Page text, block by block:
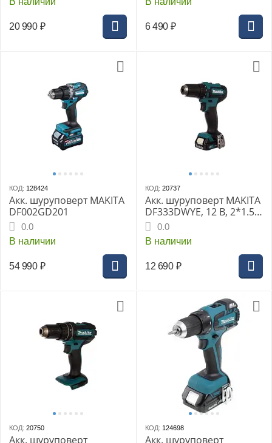
20 990 ₽ 6 490 ₽
КОД: 128424
Акк. шуруповерт MAKITA
DF002GD201
0.0
В наличии
54 990 ₽
КОД: 20737
Акк. шуруповерт MAKITA
DF333DWYE, 12 В, 2*1.5
Ач, 20 полож., 30 Нм, 0-
450/0-1700 об/мин, БЗП
10 мм, 1.1 кг
0.0
В наличии
12 690 ₽
КОД: 20750
Акк. шуруповерт
КОД: 124698
Акк. шуруповерт